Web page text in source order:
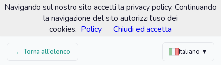
Comune di San Teodoro
Portale turistico ufficiale
← Torna all'elenco Italiano ▼
Navigando sul nostro sito accetti la privacy policy. Continuando
la navigazione del sito autorizzi l'uso dei
cookies. Policy Chiudi ed accetta